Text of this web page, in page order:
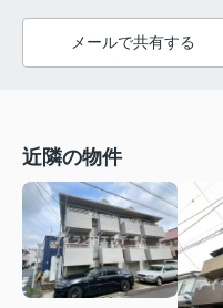
メールで共有する
近隣の物件